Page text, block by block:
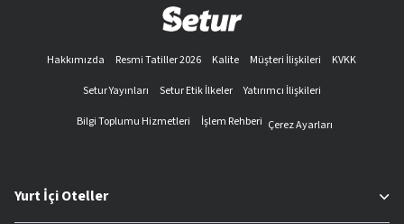
Hakkımızda Resmi Tatiller 2026 Kalite Müşteri İlişkileri
KVKK
Setur Yayınları
Setur Etik İlkeler
Yatırımcı İlişkileri
Bilgi Toplumu Hizmetleri
İşlem Rehberi Çerez Ayarları
Yurt İçi Oteller